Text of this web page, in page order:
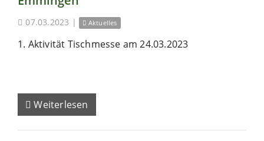
07.03.2023 | Aktuelles
1. Aktivität Tischmesse am 24.03.2023
Weiterlesen